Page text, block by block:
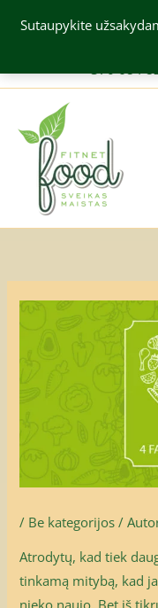
Sutaupykite
prie
/ Be kategorijos /
Atrodytų, kad tiek
tinkamą mitybą, kad
nieko naujo. Bet iš